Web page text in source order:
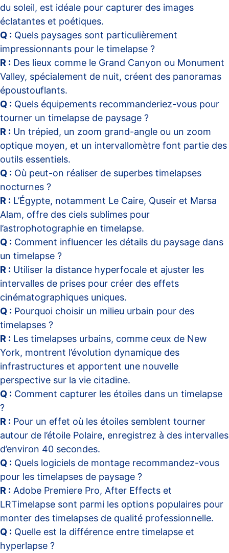
du soleil, est idéale pour capturer des images
éclatantes et poétiques.
Q : Quels paysages sont particulièrement
impressionnants pour le timelapse ?
R : Des lieux comme le Grand Canyon ou Monument
Valley, spécialement de nuit, créent des panoramas
époustouflants.
Q : Quels équipements recommanderiez-vous pour
tourner un timelapse de paysage ?
R : Un trépied, un zoom grand-angle ou un zoom
optique moyen, et un intervallomètre font partie des
outils essentiels.
Q : Où peut-on réaliser de superbes timelapses
nocturnes ?
R : L’Égypte, notamment Le Caire, Quseir et Marsa
Alam, offre des ciels sublimes pour
l’astrophotographie en timelapse.
Q : Comment influencer les détails du paysage dans
un timelapse ?
R : Utiliser la distance hyperfocale et ajuster les
intervalles de prises pour créer des effets
cinématographiques uniques.
Q : Pourquoi choisir un milieu urbain pour des
timelapses ?
R : Les timelapses urbains, comme ceux de New
York, montrent l’évolution dynamique des
infrastructures et apportent une nouvelle
perspective sur la vie citadine.
Q : Comment capturer les étoiles dans un timelapse
?
R : Pour un effet où les étoiles semblent tourner
autour de l’étoile Polaire, enregistrez à des intervalles
d’environ 40 secondes.
Q : Quels logiciels de montage recommandez-vous
pour les timelapses de paysage ?
R : Adobe Premiere Pro, After Effects et
LRTimelapse sont parmi les options populaires pour
monter des timelapses de qualité professionnelle.
Q : Quelle est la différence entre timelapse et
hyperlapse ?